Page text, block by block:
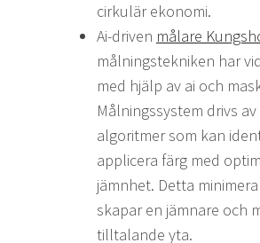
cirkulär ekonomi.
Ai-driven målare
målningstekniken har
med hjälp av ai och
Målningssystem drivs
algoritmer som kan
applicera färg med
jämnhet. Detta
skapar en jämnare och
tilltalande yta.